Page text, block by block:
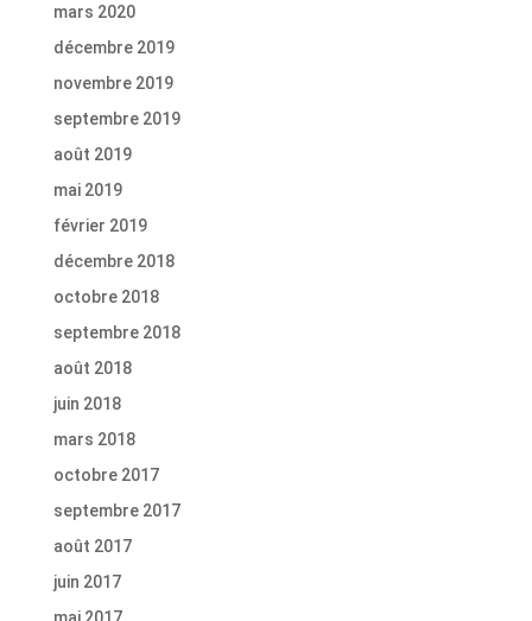
mars 2020
décembre 2019
novembre 2019
septembre 2019
août 2019
mai 2019
février 2019
décembre 2018
octobre 2018
septembre 2018
août 2018
juin 2018
mars 2018
octobre 2017
septembre 2017
août 2017
juin 2017
mai 2017